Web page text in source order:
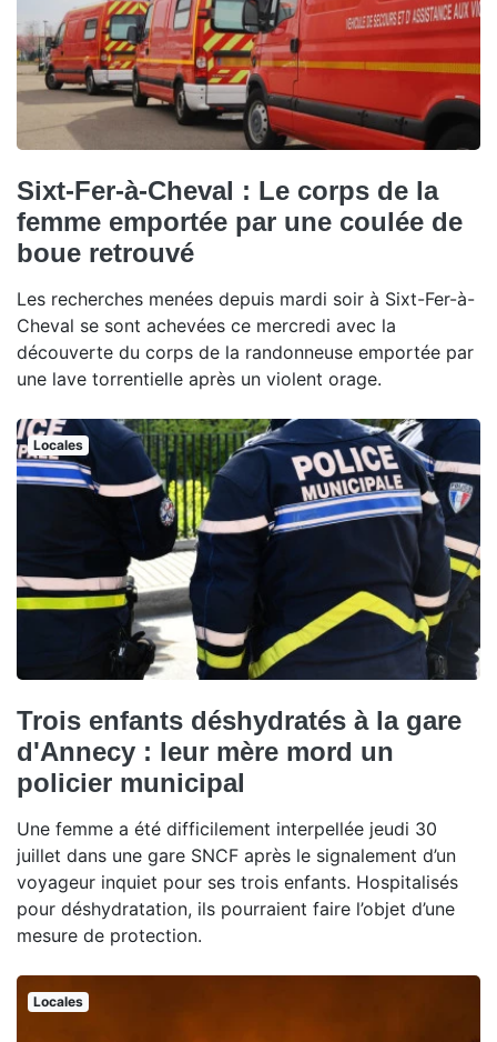
Sixt-Fer-à-Cheval : Le corps de la
femme emportée par une coulée de
boue retrouvé
Les recherches menées depuis mardi soir à Sixt-Fer-à-
Cheval se sont achevées ce mercredi avec la
découverte du corps de la randonneuse emportée par
une lave torrentielle après un violent orage.
Locales
Trois enfants déshydratés à la gare
d'Annecy : leur mère mord un
policier municipal
Une femme a été difficilement interpellée jeudi 30
juillet dans une gare SNCF après le signalement d’un
voyageur inquiet pour ses trois enfants. Hospitalisés
pour déshydratation, ils pourraient faire l’objet d’une
mesure de protection.
Locales